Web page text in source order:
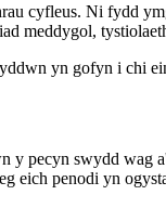
cyfleus. Ni fydd
meddygol,
yn gofyn i chi
y pecyn swydd
eich penodi yn